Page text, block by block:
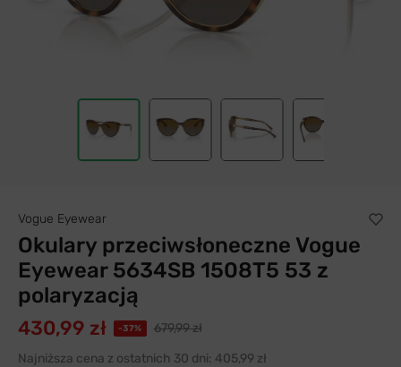
Vogue Eyewear
Okulary przeciwsłoneczne Vogue
Eyewear 5634SB 1508T5 53 z
polaryzacją
430,99 zł -37%
679,99 zł
Najniższa cena z ostatnich 30 dni: 405,99 zł